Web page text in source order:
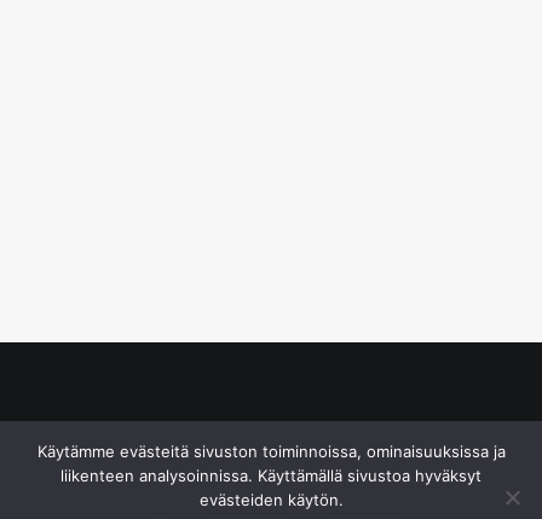
Käytämme evästeitä sivuston toiminnoissa, ominaisuuksissa ja
liikenteen analysoinnissa. Käyttämällä sivustoa hyväksyt
evästeiden käytön.